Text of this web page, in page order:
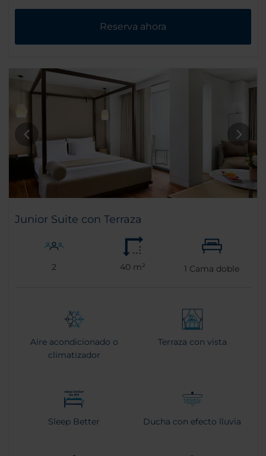
Reserva ahora
Junior Suite con Terraza
2 40 m² 1 Cama doble
Aire acondicionado o
climatizador
Terraza con vista
Sleep Better Ducha con efecto lluvia